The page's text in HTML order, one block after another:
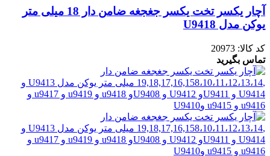
آچار یکسر تخت یکسر جغجغه ضامن دار 18 میلی متر
یوکن مدل U9418
کد کالا: 20973
تماس بگیرید